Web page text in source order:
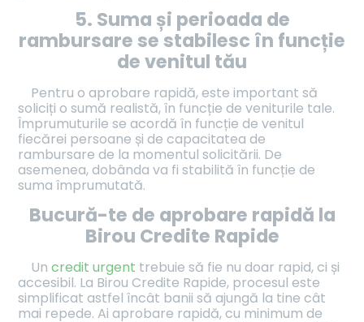
5. Suma și perioada de
rambursare se stabilesc în funcție
de venitul tău
Pentru o aprobare rapidă, este important să
soliciți o sumă realistă, în funcție de veniturile tale.
Împrumuturile se acordă în funcție de venitul
fiecărei persoane și de capacitatea de
rambursare de la momentul solicitării. De
asemenea, dobânda va fi stabilită în funcție de
suma împrumutată.
Bucură-te de aprobare rapidă la
Birou Credite Rapide
Uncredit urgent trebuie să fie nu doar rapid, ci și
accesibil. La Birou Credite Rapide, procesul este
simplificat astfel încât banii să ajungă la tine cât
mai repede. Ai aprobare rapidă, cu minimum de